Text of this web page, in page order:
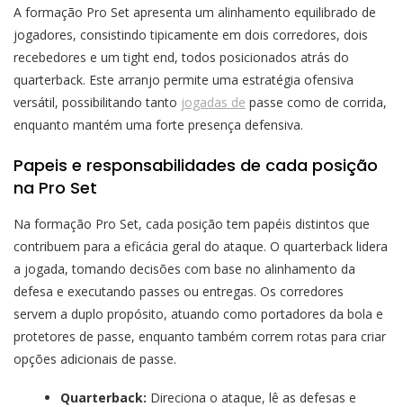
A formação Pro Set apresenta um alinhamento equilibrado de
jogadores, consistindo tipicamente em dois corredores, dois
recebedores e um tight end, todos posicionados atrás do
quarterback. Este arranjo permite uma estratégia ofensiva
versátil, possibilitando tanto jogadas de passe como de corrida,
enquanto mantém uma forte presença defensiva.
Papeis e responsabilidades de cada posição
na Pro Set
Na formação Pro Set, cada posição tem papéis distintos que
contribuem para a eficácia geral do ataque. O quarterback lidera
a jogada, tomando decisões com base no alinhamento da
defesa e executando passes ou entregas. Os corredores
servem a duplo propósito, atuando como portadores da bola e
protetores de passe, enquanto também correm rotas para criar
opções adicionais de passe.
Quarterback: Direciona o ataque, lê as defesas e